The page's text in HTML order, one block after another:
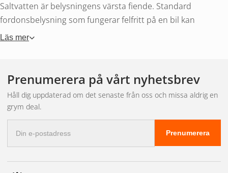
Saltvatten är belysningens värsta fiende. Standard
fordonsbelysning som fungerar felfritt på en bil kan
korrodera och sluta fungera inom månader på en båt. Marin
kontinuerlig saltvattenexponering.
LED-teknik har revolutionerat båtbelysning. Jämfört med
halogenlampor ger LED betydligt mer ljus per watt,
tiotusentals timmar – viktigt när du inte vill byta lampor mitt
Läs mer
Prenumerera på vårt nyhetsbrev
Håll dig uppdaterad om det senaste från oss och missa aldrig en
grym deal.
postadress
Prenumerera